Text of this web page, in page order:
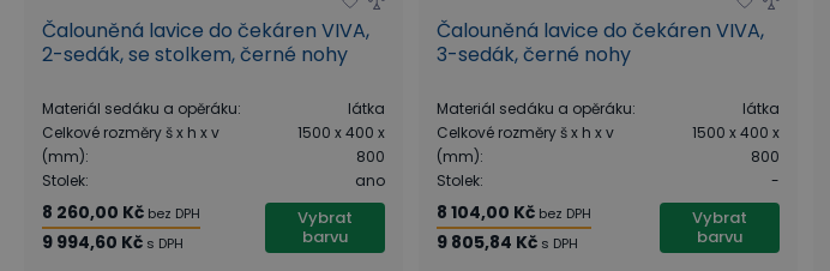
Čalouněná lavice do čekáren VIVA,
2-sedák, se stolkem, černé nohy
Materiál sedáku a opěráku:
látka
Celkové rozměry š x h x v
(mm):
1500 x 400 x
800
Stolek: ano
8 260,00 Kč bez DPH
9 994,60 Kč s DPH
Vybrat
barvu
Čalouněná lavice do čekáren VIVA,
3-sedák, černé nohy
Materiál sedáku a opěráku:
látka
Celkové rozměry š x h x v
(mm):
1500 x 400 x
800
Stolek: -
8 104,00 Kč bez DPH
9 805,84 Kč s DPH
Vybrat
barvu